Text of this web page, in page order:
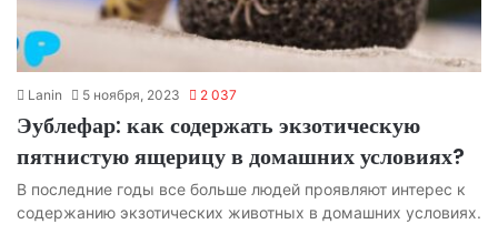
Lanin 5 ноября, 2023 2 037
Эублефар: как содержать экзотическую
пятнистую ящерицу в домашних условиях?
В последние годы все больше людей проявляют интерес к
содержанию экзотических животных в домашних условиях.